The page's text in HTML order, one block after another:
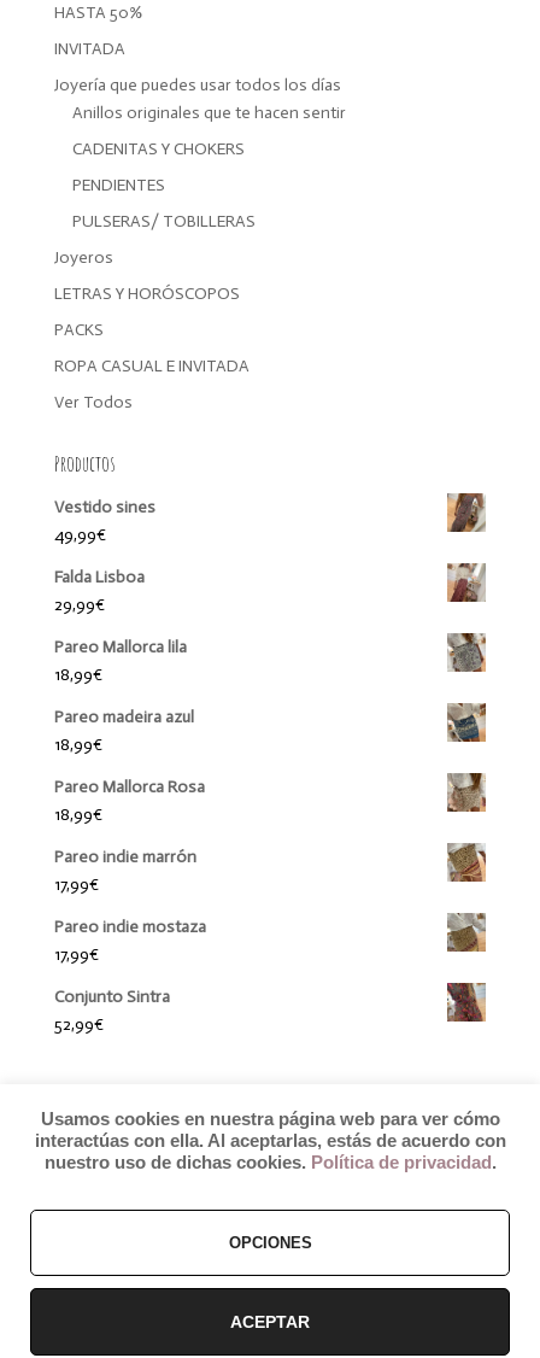
HASTA 50%
INVITADA
Joyería que puedes usar todos los días
Anillos originales que te hacen sentir
CADENITAS Y CHOKERS
PENDIENTES
PULSERAS/ TOBILLERAS
Joyeros
LETRAS Y HORÓSCOPOS
PACKS
ROPA CASUAL E INVITADA
Ver Todos
Productos
Vestido sines
49,99€
Falda Lisboa
29,99€
Pareo Mallorca lila
18,99€
Pareo madeira azul
18,99€
Pareo Mallorca Rosa
18,99€
Pareo indie marrón
17,99€
Pareo indie mostaza
17,99€
Conjunto Sintra
52,99€
© 2019 by Débora Colette
Términos y Condiciones–Pagos y Envíos–Cambios y Devoluciones
Usamos cookies en nuestra página web para ver cómo
interactúas con ella. Al aceptarlas, estás de acuerdo con
nuestro uso de dichas cookies. Política de privacidad .
OPCIONES
ACEPTAR